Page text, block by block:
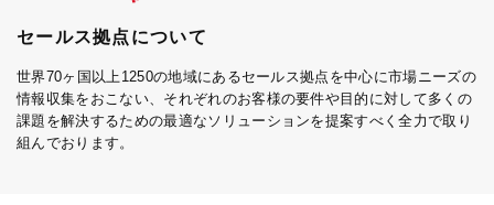
セールス拠点について
世界70ヶ国以上1250の地域にあるセールス拠点を中心に市場ニーズの
情報収集をおこない、それぞれのお客様の要件や目的に対して多くの
課題を解決するための最適なソリューションを提案すべく全力で取り
組んでおります。